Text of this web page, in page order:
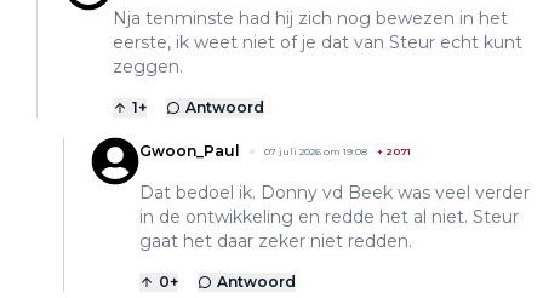
Nja tenminste had hij zich nog bewezen in het
eerste, ik weet niet of je dat van Steur echt kunt
zeggen.
1+ Antwoord
Gwoon_Paul 07 juli 2026 om 19:08 + 2071
Dat bedoel ik. Donny vd Beek was veel verder
in de ontwikkeling en redde het al niet. Steur
gaat het daar zeker niet redden.
0+ Antwoord